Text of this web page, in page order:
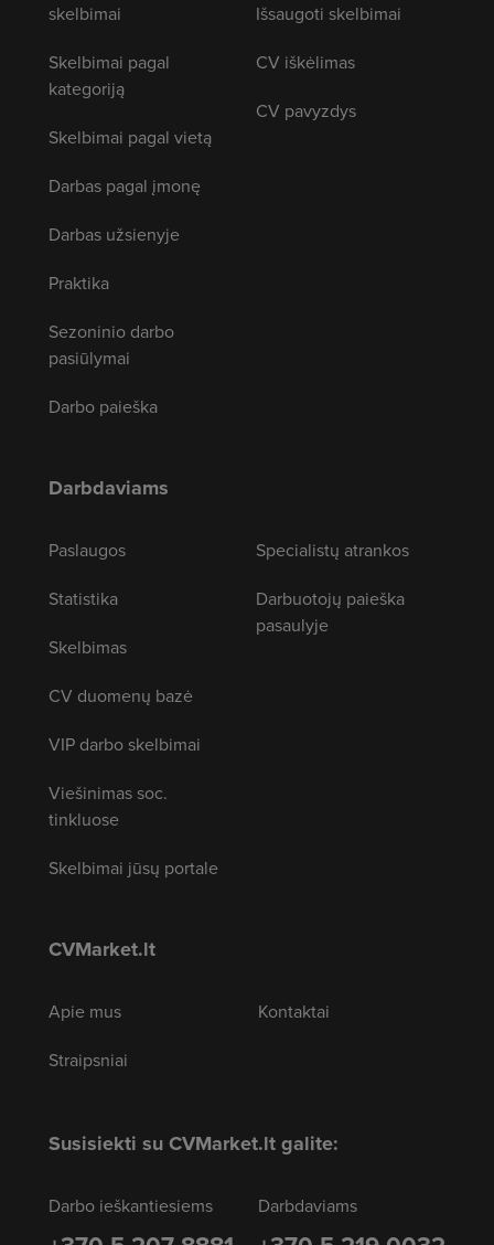
skelbimai
Skelbimai pagal
kategoriją
Skelbimai pagal vietą
Darbas pagal įmonę
Darbas užsienyje
Praktika
Sezoninio darbo
pasiūlymai
Darbo paieška
Išsaugoti skelbimai
CV iškėlimas
CV pavyzdys
Darbdaviams
Paslaugos
Statistika
Skelbimas
CV duomenų bazė
VIP darbo skelbimai
Viešinimas soc.
tinkluose
Skelbimai jūsų portale
Specialistų atrankos
Darbuotojų paieška
pasaulyje
CVMarket.lt
Apie mus
Straipsniai
Kontaktai
Susisiekti su CVMarket.lt galite:
Darbo ieškantiesiems Darbdaviams